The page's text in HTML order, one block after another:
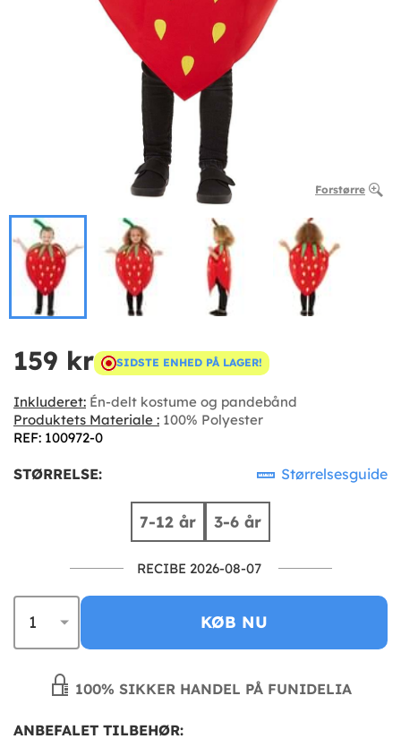
Forstørre
159 kr SIDSTE ENHED PÅ LAGER!
Inkluderet: Én-delt kostume og pandebånd
Produktets Materiale : 100% Polyester
REF: 100972-0
STØRRELSE: Størrelsesguide
7-12 år 3-6 år
RECIBE 2026-08-07
KØB NU
100% SIKKER HANDEL PÅ FUNIDELIA
ANBEFALET TILBEHØR: